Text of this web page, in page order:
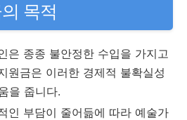
목적
은 종종 불안정한 수입을 가지고
원금은 이러한 경제적 불확실성
을 줍니다.
인 부담이 줄어듦에 따라 예술가